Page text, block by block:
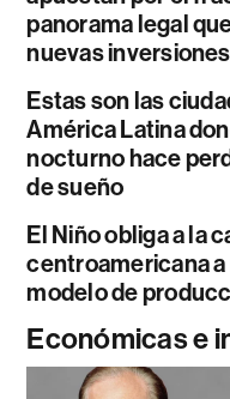
panorama legal
nuevas inversiones
Estas son las
América Latina
nocturno hace
de sueño
El Niño obliga a la
centroamericana
modelo de
Económicas e